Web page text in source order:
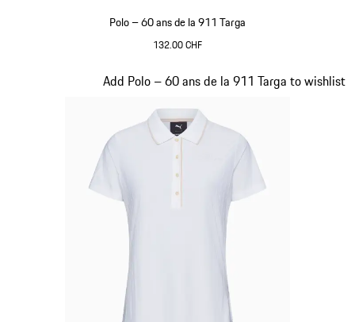
Polo – 60 ans de la 911 Targa
132.00 CHF
Add Polo – 60 ans de la 911 Targa to wishlist
Diapositive 16 sur 20